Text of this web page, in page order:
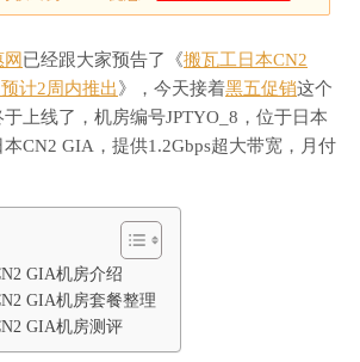
已经跟大家预告了《搬瓦工日本CN2
计2周内推出》，今天接着黑五促销这个
上线了，机房编号JPTYO_8，位于日本
CN2 GIA，提供1.2Gbps超大带宽，月付
GIA机房介绍
GIA机房套餐整理
GIA机房测评